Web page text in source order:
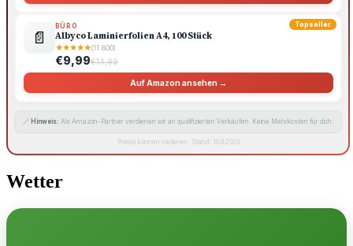
Topseller
📄
BÜRO
Albyco Laminierfolien A4, 100 Stück
★★★★★(11.800)
€9,99€14,99
Auf Amazon ansehen →
🔗 Hinweis: Als Amazon-Partner verdienen wir an qualifizierten Verkäufen. Keine Mehrkosten für dich.
Preise können variieren · Stand: 10.8.2026
Wetter